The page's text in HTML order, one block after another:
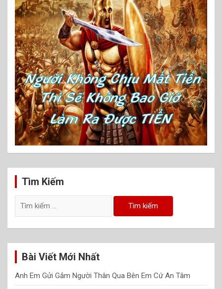
Tìm Kiếm
kiếm
Bài Viết Mới Nhất
Anh Em Gửi Gắm Người Thân Qua Bên Em Cứ An Tâm